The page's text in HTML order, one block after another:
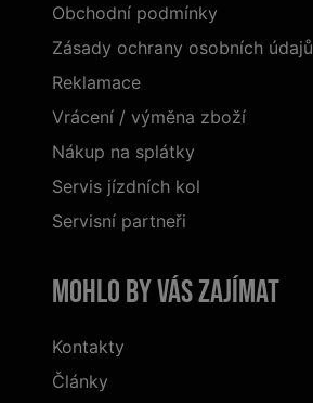
Obchodní podmínky
Zásady ochrany osobních údajů
Reklamace
Vrácení / výměna zboží
Nákup na splátky
Servis jízdních kol
Servisní partneři
Mohlo by vás zajímat
Kontakty
Články